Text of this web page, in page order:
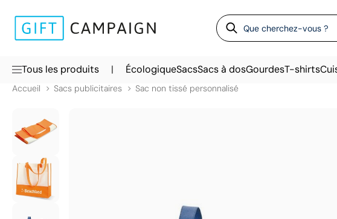
Tous les produits | ÉcologiqueSacsSacs à dosGourdesT-shirts
Accueil Sacs publicitaires Sac non tissé personnalisé